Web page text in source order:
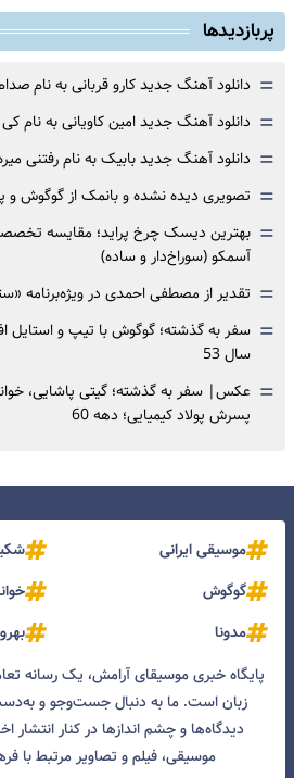
پربازدیدها
= دانلود آهنگ جدید کارو قربانی به نام
= دانلود آهنگ جدید امین کاویانی به نام
= دانلود آهنگ جدید بابیک به نام رفتنی
= تصویری دیده نشده و بانمک از گوگوش و
= بهترین دیسک چرخ پراید؛ مقایسه
آسمکو (سوراخ‌دار و ساده)
= تقدیر از مصطفی احمدی در ویژه‌برنامه
=
سال 53
= عکس| سفر به گذشته؛ گیتی پاشایی،
پسرش پولاد کیمیایی؛ دهه 60
موسیقی ایرانی
گوگوش
مدونا
پایگاه خبری موسیقای آرامش، یک رسانه
زبان است. ما به دنبال جست‌و‌جو و
دیدگاه‌ها و چشم انداز‌ها در کنار انتشار
موسیقی، فیلم و تصاویر مرتبط با